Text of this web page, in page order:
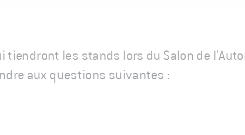
les stands lors du Salon de
aux questions suivantes :